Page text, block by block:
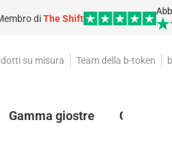
diThe Shift
su misura Team della b-token
Gamma giostre Gettoni